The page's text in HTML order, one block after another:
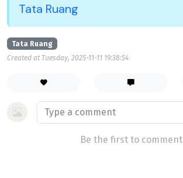
Tata Ruang
Tata Ruang
Created at Tuesday, 2025-11-11 19:38:54
Be the first to comment